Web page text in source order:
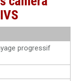
progressif